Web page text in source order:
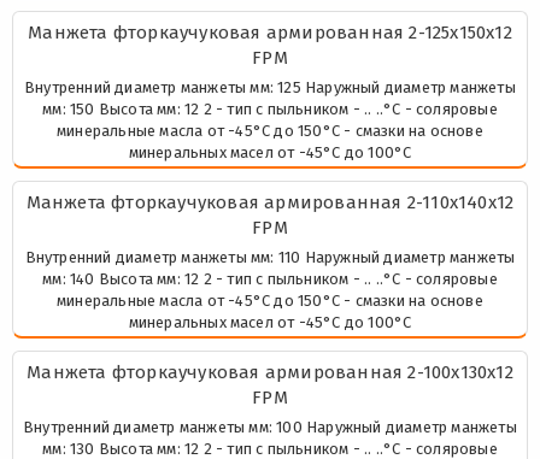
Манжета фторкаучуковая армированная 2-125х150х12
FPM
Внутренний диаметр манжеты мм: 125 Наружный диаметр манжеты
мм: 150 Высота мм: 12 2 - тип с пыльником - .. ..°С - соляровые
минеральные масла от -45°С до 150°С - смазки на основе
минеральных масел от -45°С до 100°С
Манжета фторкаучуковая армированная 2-110х140х12
FPM
Внутренний диаметр манжеты мм: 110 Наружный диаметр манжеты
мм: 140 Высота мм: 12 2 - тип с пыльником - .. ..°С - соляровые
минеральные масла от -45°С до 150°С - смазки на основе
минеральных масел от -45°С до 100°С
Манжета фторкаучуковая армированная 2-100х130х12
FPM
Внутренний диаметр манжеты мм: 100 Наружный диаметр манжеты
мм: 130 Высота мм: 12 2 - тип с пыльником - .. ..°С - соляровые